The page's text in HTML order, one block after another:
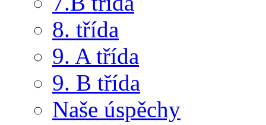
8. třída
9. A třída
9. B třída
Naše úspěchy